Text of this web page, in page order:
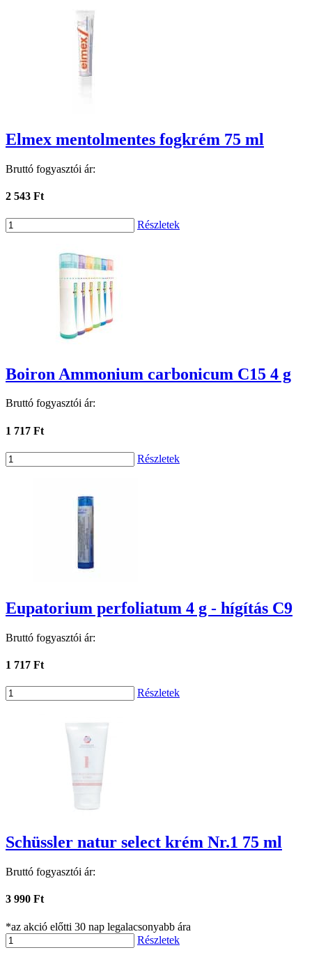
Elmex mentolmentes fogkrém 75 ml
Bruttó fogyasztói ár:
2 543 Ft
Részletek
Boiron Ammonium carbonicum C15 4 g
Bruttó fogyasztói ár:
1 717 Ft
Részletek
Eupatorium perfoliatum 4 g - hígítás C9
Bruttó fogyasztói ár:
1 717 Ft
Részletek
Schüssler natur select krém Nr.1 75 ml
Bruttó fogyasztói ár:
3 990 Ft
*az akció előtti 30 nap legalacsonyabb ára
Részletek